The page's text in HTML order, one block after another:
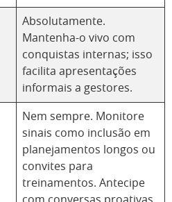
Absolutamente.
Mantenha-o vivo com
conquistas internas; isso
facilita apresentações
informais a gestores.
Nem sempre. Monitore
sinais como inclusão em
planejamentos longos ou
convites para
treinamentos. Antecipe